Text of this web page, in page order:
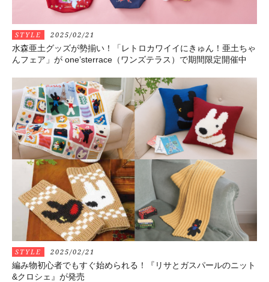
STYLE 2025/02/21
水森亜土グッズが勢揃い！「レトロカワイイにきゅん！亜土ちゃ
んフェア」が one’sterrace（ワンズテラス）で期間限定開催中
STYLE 2025/02/21
編み物初心者でもすぐ始められる！『リサとガスパールのニット
&クロシェ』が発売